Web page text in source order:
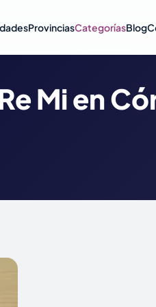
ProvinciasCategoríasBlog
Mi en